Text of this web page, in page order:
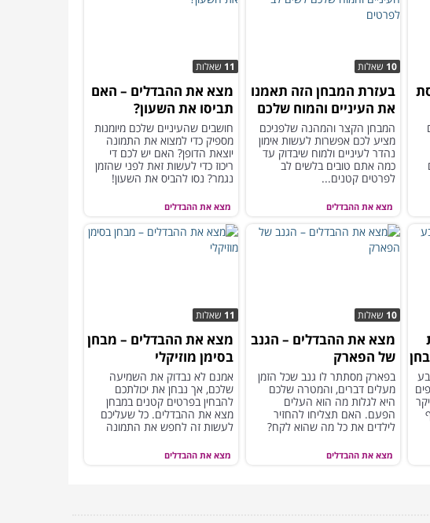
מצא את ההבדלים
10 שאלות
בעזרת המבחן הזה תאמנו
את העיניים והמוח שלכם
לשים לב לפרטים
המבחן הקצר והמהנה שלפניכם
מציע לכם אפשרות לעשות אימון
נהדר לעיניים ולמוח שיבדוק עד
כמה אתם טובים בלשים לב
לפרטים קטנים...
מצא את ההבדלים
11 שאלות
מצא את ההבדלים – האם
תביסו את השעון?
חושבים שהעיניים שלכם מיומנות
מספיק כדי למצוא את התמונה
יוצאת הדופן? האם יש לכם די
ריכוז כדי לעשות זאת לפני שהזמן
נגמר? נסו להביס את השעון!
מצא את ההבדלים
10 שאלות
מצא את ההבדלים – הגנב
של הפארק
בפארק מסתתר לו גנב שכל הזמן
מעלים דברים, והמטרה שלכם
היא לגלות מה הוא העלים
הפעם. האם תצליחו להחזיר
לילדים את כל מה שהוא לקח?
מצא את ההבדלים
11 שאלות
מצא את ההבדלים – מבחן
בסימן מוזיקלי
אמנם לא נבדוק את השמיעה
שלכם, אך נבחן את יכולתכם
להבחין בפרטים קטנים במבחן
מצא את ההבדלים. כל שעליכם
לעשות זה לחפש את התמונה